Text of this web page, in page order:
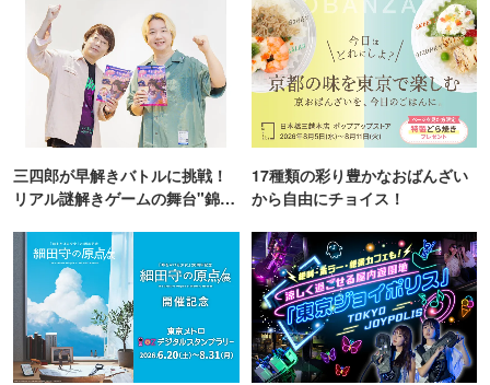
三四郎が早解きバトルに挑戦！
リアル謎解きゲームの舞台"錦糸
17種類の彩り豊かなおばんざい
から自由にチョイス！